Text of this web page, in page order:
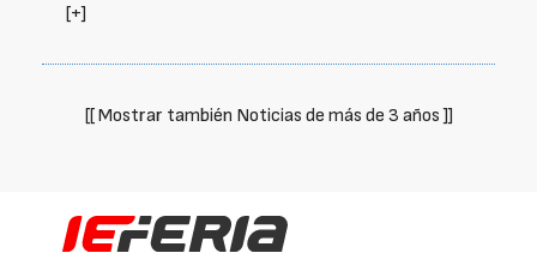
[+]
[[ Mostrar también Noticias de más de 3 años ]]